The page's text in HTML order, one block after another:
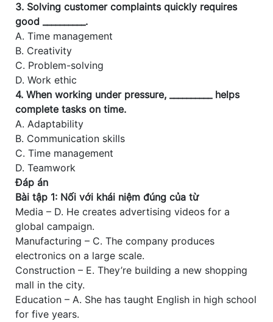
3. Solving customer complaints quickly requires
good __________.
A. Time management
B. Creativity
C. Problem-solving
D. Work ethic
4. When working under pressure, __________ helps
complete tasks on time.
A. Adaptability
B. Communication skills
C. Time management
D. Teamwork
Đáp án
Bài tập 1: Nối với khái niệm đúng của từ
Media – D. He creates advertising videos for a
global campaign.
Manufacturing – C. The company produces
electronics on a large scale.
Construction – E. They’re building a new shopping
mall in the city.
Education – A. She has taught English in high school
for five years.